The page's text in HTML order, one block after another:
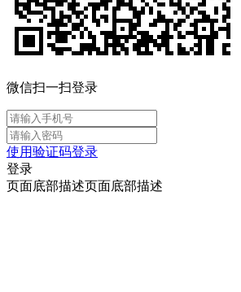
微信扫一扫登录
使用验证码登录
登录
页面底部描述页面底部描述